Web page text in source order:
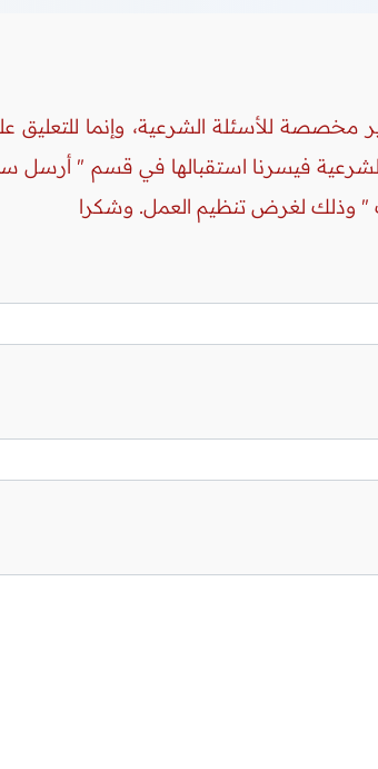
مخصصة للأسئلة الشرعية، وإنما
الشرعية فيسرنا استقبالها في قسم "
" وذلك لغرض تنظيم العمل. وشكرا